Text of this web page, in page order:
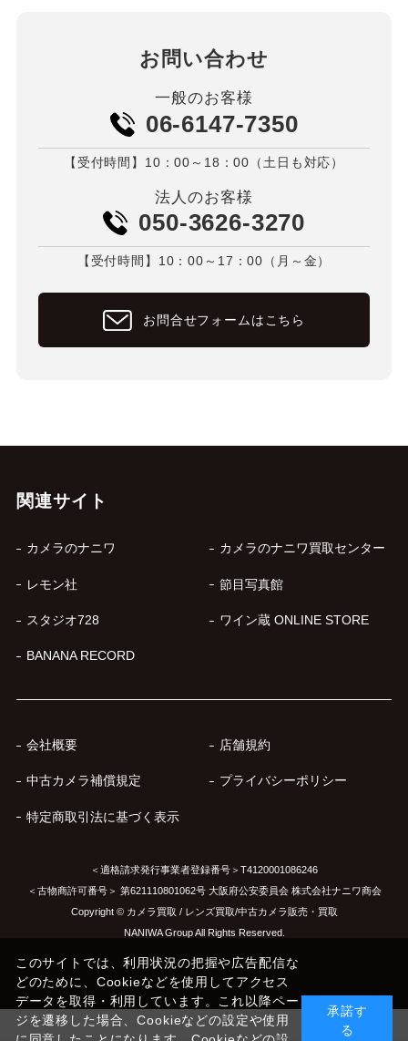
お問い合わせ
一般のお客様
06-6147-7350
【受付時間】10：00～18：00（土日も対応）
法人のお客様
050-3626-3270
【受付時間】10：00～17：00（月～金）
お問合せフォームはこちら
関連サイト
カメラのナニワ カメラのナニワ買取センター
レモン社 節目写真館
スタジオ728 ワイン蔵 ONLINE STORE
BANANA RECORD
会社概要 店舗規約
中古カメラ補償規定 プライバシーポリシー
特定商取引法に基づく表示
＜適格請求発行事業者登録番号＞T4120001086246
＜古物商許可番号＞ 第621110801062号 大阪府公安委員会 株式会社ナニワ商会
Copyright © カメラ買取 / レンズ買取/中古カメラ販売・買取
NANIWA Group All Rights Reserved.
このサイトでは、利用状況の把握や広告配信な
どのために、Cookieなどを使用してアクセス
データを取得・利用しています。これ以降ペー
ジを遷移した場合、Cookieなどの設定や使用
承諾す
る